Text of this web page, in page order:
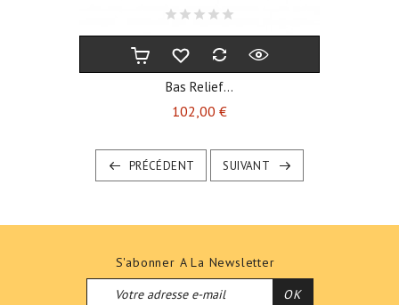
Bas Relief...
102,00 €Prix
PRÉCÉDENT SUIVANT
S'abonner A La Newsletter